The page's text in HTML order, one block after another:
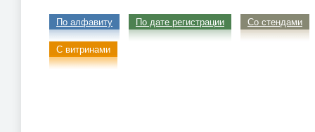
По алфавиту По дате регистрации Со стендами
С витринами